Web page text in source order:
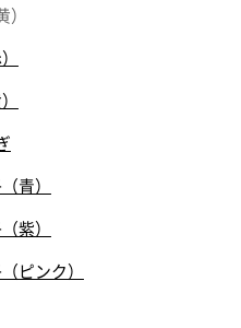
青）
紫）
ピンク）